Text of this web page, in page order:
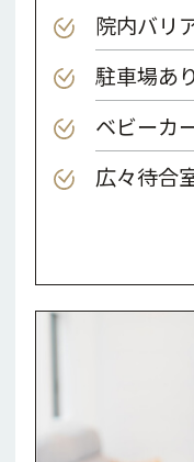
院内バリ
駐車場あり
ベビーカ
広々待合